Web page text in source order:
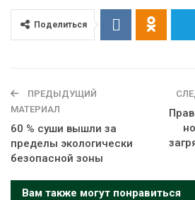
Поделиться
ПРЕДЫДУЩИЙ
МАТЕРИАЛ
60 % суши вышли за
пределы экологически
безопасной зоны
Вам также могут понравиться